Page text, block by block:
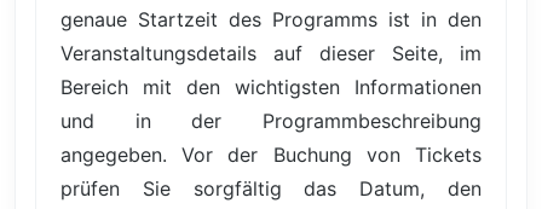
genaue Startzeit des Programms ist in den
Veranstaltungsdetails auf dieser Seite, im
Bereich mit den wichtigsten Informationen
und in der Programmbeschreibung
angegeben. Vor der Buchung von Tickets
prüfen Sie sorgfältig das Datum, den